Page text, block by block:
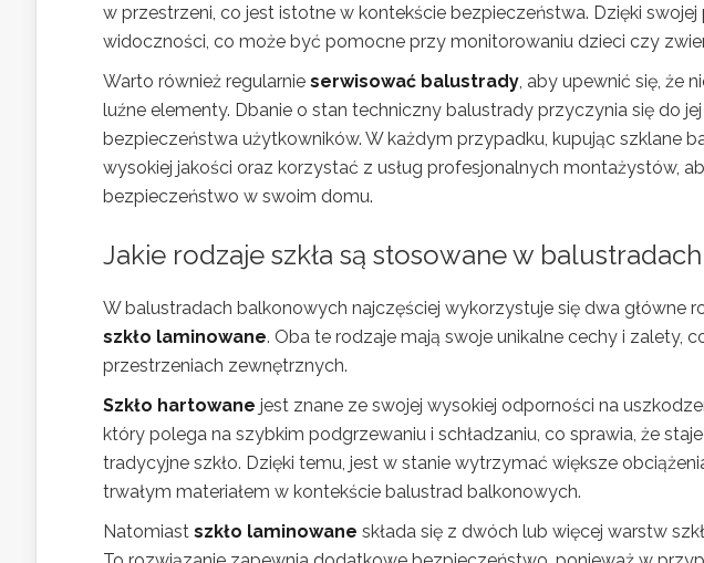
w przestrzeni, co jest istotne w kontekście bezpieczeństwa. Dzięki
widoczności, co może być pomocne przy monitorowaniu dzieci czy
Warto również regularnie serwisować balustrady , aby upewnić się, że
luźne elementy. Dbanie o stan techniczny balustrady przyczynia się do
bezpieczeństwa użytkowników. W każdym przypadku, kupując szklane
wysokiej jakości oraz korzystać z usług profesjonalnych montażystów,
bezpieczeństwo w swoim domu.
Jakie rodzaje szkła są stosowane w
W balustradach balkonowych najczęściej wykorzystuje się dwa główne
szkło laminowane. Oba te rodzaje mają swoje unikalne cechy i zalety,
przestrzeniach zewnętrznych.
Szkło hartowane jest znane ze swojej wysokiej odporności na
który polega na szybkim podgrzewaniu i schładzaniu, co sprawia, że
tradycyjne szkło. Dzięki temu, jest w stanie wytrzymać większe
trwałym materiałem w kontekście balustrad balkonowych.
Natomiast szkło laminowane składa się z dwóch lub więcej warstw